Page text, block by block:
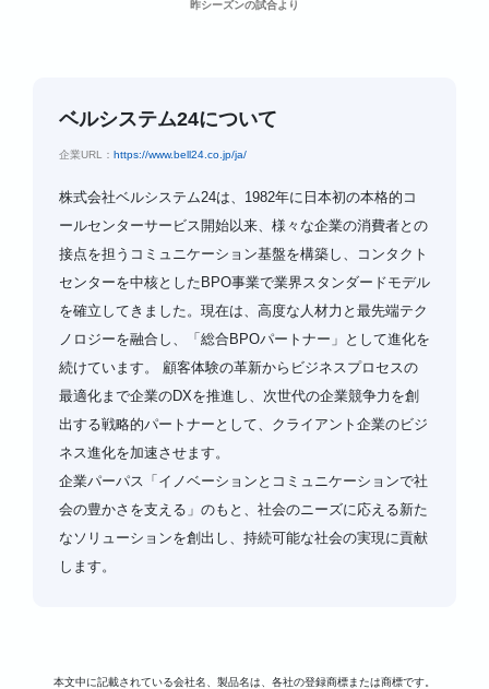
昨シーズンの試合より
ベルシステム24について
企業URL： https://www.bell24.co.jp/ja/
株式会社ベルシステム24は、1982年に日本初の本格的コ
ールセンターサービス開始以来、様々な企業の消費者との
接点を担うコミュニケーション基盤を構築し、コンタクト
センターを中核としたBPO事業で業界スタンダードモデル
を確立してきました。現在は、高度な人材力と最先端テク
ノロジーを融合し、「総合BPOパートナー」として進化を
続けています。 顧客体験の革新からビジネスプロセスの
最適化まで企業のDXを推進し、次世代の企業競争力を創
出する戦略的パートナーとして、クライアント企業のビジ
ネス進化を加速させます。
企業パーパス「イノベーションとコミュニケーションで社
会の豊かさを支える」のもと、社会のニーズに応える新た
なソリューションを創出し、持続可能な社会の実現に貢献
します。
本文中に記載されている会社名、製品名は、各社の登録商標または商標です。